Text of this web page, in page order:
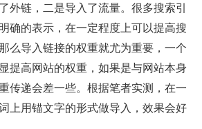
外链，二是导入了流量。很多搜索引
确的表示，在一定程度上可以提高搜
么导入链接的权重就尤为重要，一个
提高网站的权重，如果是与网站本身
传递会差一些。根据笔者实测，在一
上用锚文字的形式做导入，效果会好